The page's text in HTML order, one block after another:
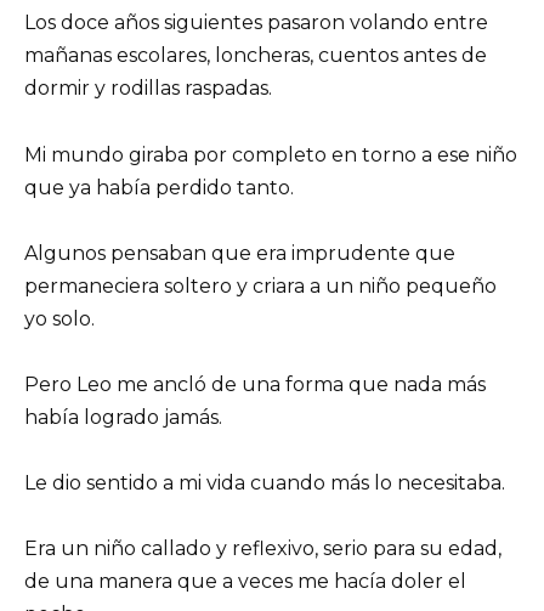
Los doce años siguientes pasaron volando entre
mañanas escolares, loncheras, cuentos antes de
dormir y rodillas raspadas.
Mi mundo giraba por completo en torno a ese niño
que ya había perdido tanto.
Algunos pensaban que era imprudente que
permaneciera soltero y criara a un niño pequeño
yo solo.
Pero Leo me ancló de una forma que nada más
había logrado jamás.
Le dio sentido a mi vida cuando más lo necesitaba.
Era un niño callado y reflexivo, serio para su edad,
de una manera que a veces me hacía doler el